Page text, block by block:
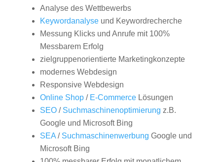
Analyse des Wettbewerbs
Keywordanalyseund Keywordrecherche
Messung Klicks und Anrufe mit 100%
Messbarem Erfolg
zielgruppenorientierte Marketingkonzepte
modernes Webdesign
Responsive Webdesign
Online Shop/ E-CommerceLösungen
SEO/ Suchmaschinenoptimierung z.B.
Google und Microsoft Bing
SEA/ Suchmaschinenwerbung Google und
Microsoft Bing